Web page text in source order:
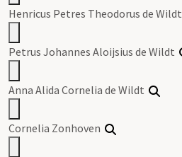
Henricus Petres Theodorus de Wildt
Petrus Johannes Aloijsius de Wildt
Anna Alida Cornelia de Wildt
Cornelia Zonhoven